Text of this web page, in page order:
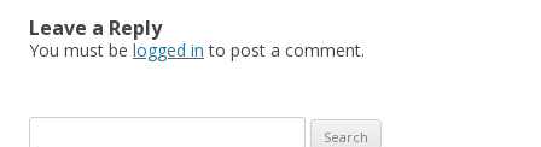
Leave a Reply
You must be logged in to post a comment.